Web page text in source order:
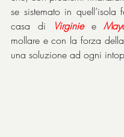
se sistemato in
casa di
Virginie e
mollare e con la forza
una soluzione ad ogni